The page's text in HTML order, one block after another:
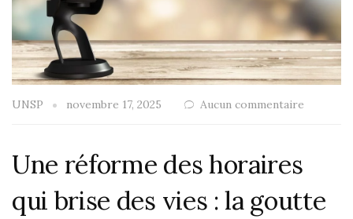
UNSP novembre 17, 2025 Aucun commentaire
Une réforme des horaires
qui brise des vies : la goutte